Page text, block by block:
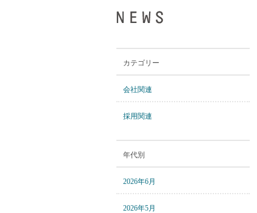
カテゴリー
会社関連
採用関連
年代別
2026年6月
2026年5月